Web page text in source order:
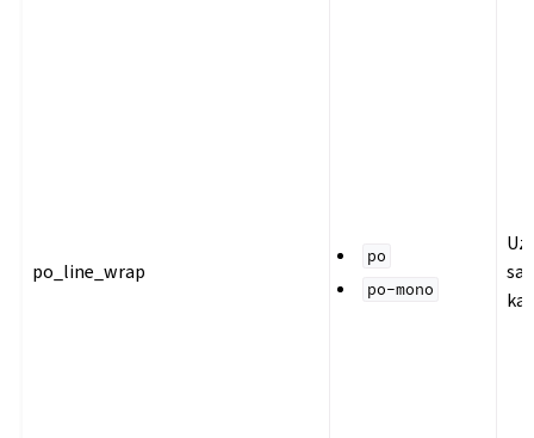
po_line_wrap
po
po-mono